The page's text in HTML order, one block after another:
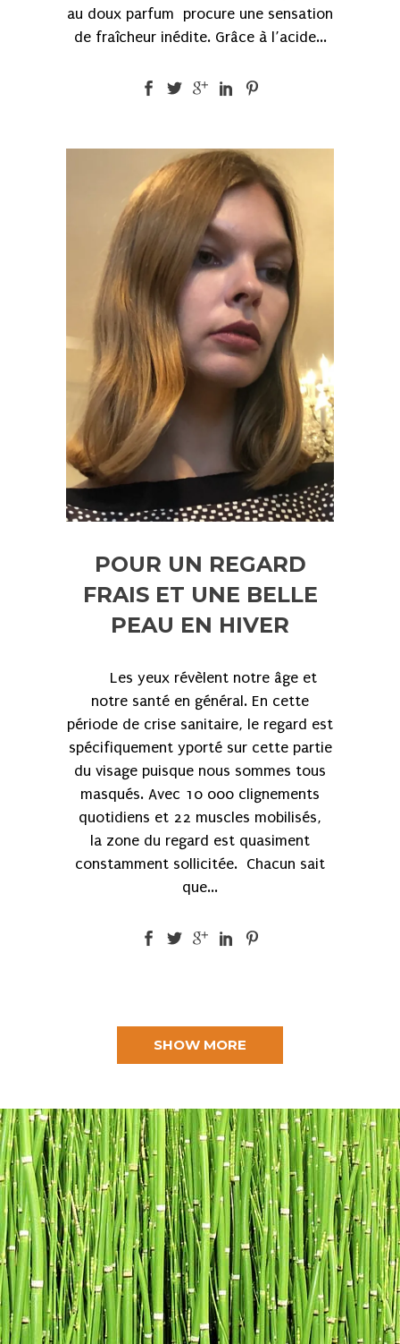
au doux parfum procure une sensation
de fraîcheur inédite. Grâce à l’acide...
POUR UN REGARD
FRAIS ET UNE BELLE
PEAU EN HIVER
Les yeux révèlent notre âge et
notre santé en général. En cette
période de crise sanitaire, le regard est
spécifiquement yporté sur cette partie
du visage puisque nous sommes tous
masqués. Avec 10 000 clignements
quotidiens et 22 muscles mobilisés,
la zone du regard est quasiment
constamment sollicitée. Chacun sait
que...
SHOW MORE